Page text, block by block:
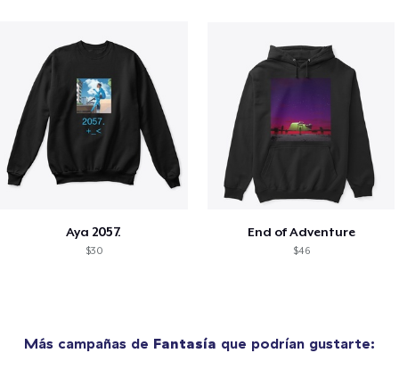
Aya 2057.
$30
End of Adventure
$46
Más campañas de Fantasía que podrían gustarte: